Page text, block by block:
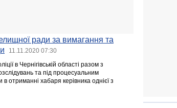
ради за вимагання та
11.11.2020 07:30
в Чернігівській області разом з
та під процесуальним
отриманні хабаря керівника однієї з